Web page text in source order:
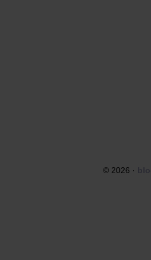
© 2026 ·